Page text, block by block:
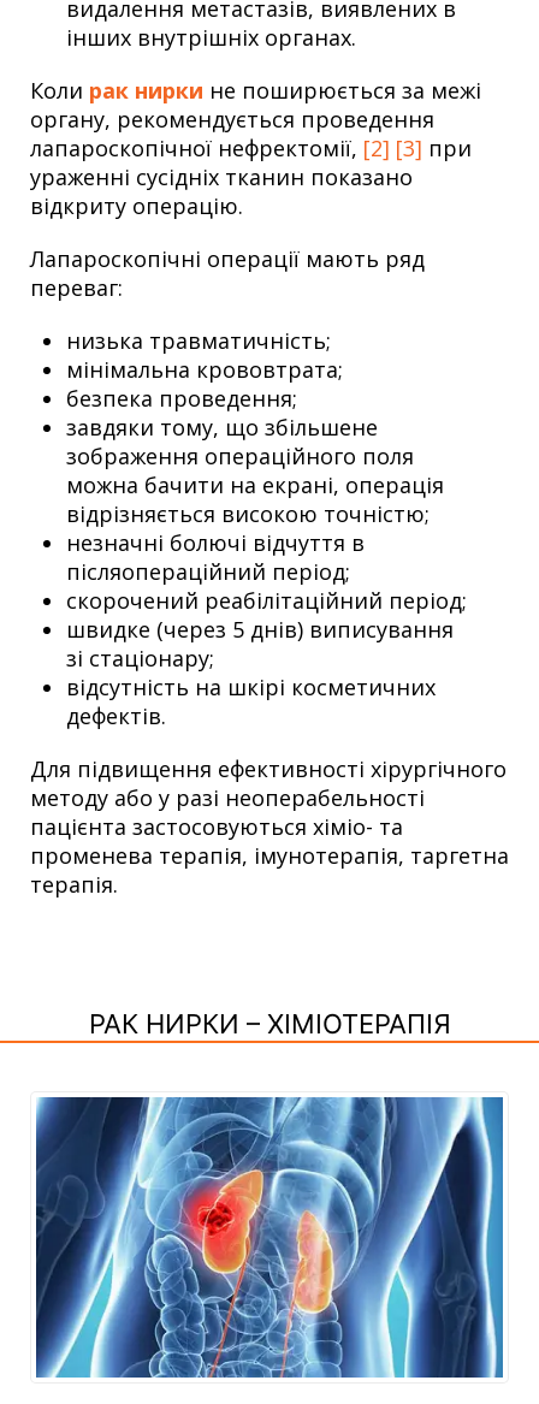
видалення метастазів, виявлених в
інших внутрішніх органах.
Коли рак нирки не поширюється за межі
органу, рекомендується проведення
лапароскопічної нефректомії, [2] [3] при
ураженні сусідніх тканин показано
відкриту операцію.
Лапароскопічні операції мають ряд
переваг:
низька травматичність;
мінімальна крововтрата;
безпека проведення;
завдяки тому, що збільшене
зображення операційного поля
можна бачити на екрані, операція
відрізняється високою точністю;
незначні болючі відчуття в
післяопераційний період;
скорочений реабілітаційний період;
швидке (через 5 днів) виписування
зі стаціонару;
відсутність на шкірі косметичних
дефектів.
Для підвищення ефективності хірургічного
методу або у разі неоперабельності
пацієнта застосовуються хіміо- та
променева терапія, імунотерапія, таргетна
терапія.
РАК НИРКИ – ХІМІОТЕРАПІЯ